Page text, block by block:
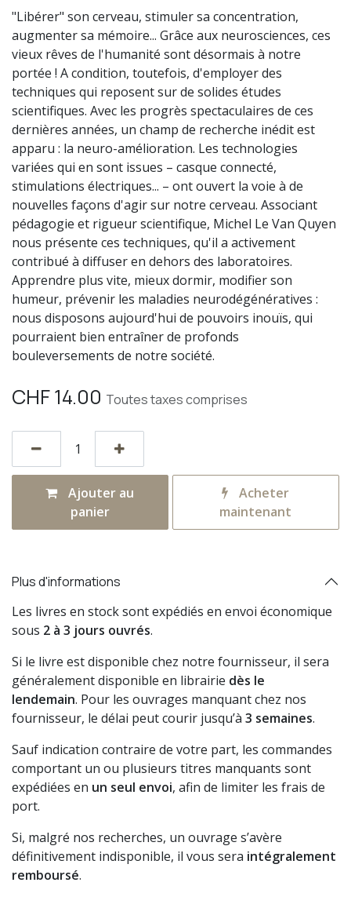
"Libérer" son cerveau, stimuler sa concentration,
augmenter sa mémoire... Grâce aux neurosciences, ces
vieux rêves de l'humanité sont désormais à notre
portée ! A condition, toutefois, d'employer des
techniques qui reposent sur de solides études
scientifiques. Avec les progrès spectaculaires de ces
dernières années, un champ de recherche inédit est
apparu : la neuro-amélioration. Les technologies
variées qui en sont issues – casque connecté,
stimulations électriques... – ont ouvert la voie à de
nouvelles façons d'agir sur notre cerveau. Associant
pédagogie et rigueur scientifique, Michel Le Van Quyen
nous présente ces techniques, qu'il a activement
contribué à diffuser en dehors des laboratoires.
Apprendre plus vite, mieux dormir, modifier son
humeur, prévenir les maladies neurodégénératives :
nous disposons aujourd'hui de pouvoirs inouïs, qui
pourraient bien entraîner de profonds
bouleversements de notre société.
CHF14.00 Toutes taxes comprises
Ajouter au
panier
Acheter
maintenant
Plus d'informations
Les livres en stock sont expédiés en envoi économique
sous 2 à 3 jours ouvrés.
Si le livre est disponible chez notre fournisseur, il sera
généralement disponible en librairie dès le
lendemain. Pour les ouvrages manquant chez nos
fournisseur, le délai peut courir jusqu’à 3 semaines.
Sauf indication contraire de votre part, les commandes
comportant un ou plusieurs titres manquants sont
expédiées en un seul envoi, afin de limiter les frais de
port.
Si, malgré nos recherches, un ouvrage s’avère
définitivement indisponible, il vous sera intégralement
remboursé.